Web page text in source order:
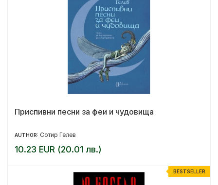
Приспивни песни за феи и чудовища
AUTHOR: Сотир Гелев
10.23 EUR (20.01 лв.)
BESTSELLER